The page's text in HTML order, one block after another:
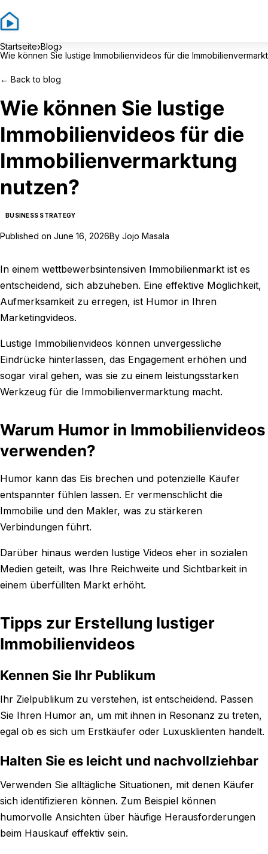
Startseite›Blog›
Wie können Sie lustige Immobilienvideos für die
← Back to blog
Wie können Sie lustige
Immobilienvideos für die
Immobilienvermarktung
nutzen?
BUSINESS STRATEGY
Published on June 16, 2026By Jojo Masala
In einem wettbewerbsintensiven Immobilienmarkt ist es
entscheidend, sich abzuheben. Eine effektive Möglichkeit,
Aufmerksamkeit zu erregen, ist Humor in Ihren
Marketingvideos.
Lustige Immobilienvideos können unvergessliche
Eindrücke hinterlassen, das Engagement erhöhen und
sogar viral gehen, was sie zu einem leistungsstarken
Werkzeug für die Immobilienvermarktung macht.
Warum Humor in Immobilienvideos
verwenden?
Humor kann das Eis brechen und potenzielle Käufer
entspannter fühlen lassen. Er vermenschlicht die
Immobilie und den Makler, was zu stärkeren
Verbindungen führt.
Darüber hinaus werden lustige Videos eher in sozialen
Medien geteilt, was Ihre Reichweite und Sichtbarkeit in
einem überfüllten Markt erhöht.
Tipps zur Erstellung lustiger
Immobilienvideos
Kennen Sie Ihr Publikum
Ihr Zielpublikum zu verstehen, ist entscheidend. Passen
Sie Ihren Humor an, um mit ihnen in Resonanz zu treten,
egal ob es sich um Erstkäufer oder Luxusklienten handelt.
Halten Sie es leicht und nachvollziehbar
Verwenden Sie alltägliche Situationen, mit denen Käufer
sich identifizieren können. Zum Beispiel können
humorvolle Ansichten über häufige Herausforderungen
beim Hauskauf effektiv sein.